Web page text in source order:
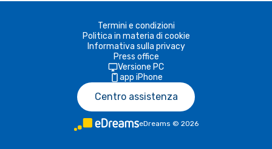
Termini e condizioni
Politica in materia di cookie
Informativa sulla privacy
Press office
Versione PC
app iPhone
Centro assistenza
eDreams © 2026